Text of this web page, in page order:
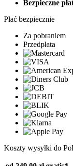
Bezpieczne
Płać bezpiecznie
Za pobraniem
Przedpłata
Koszty wysyłki do